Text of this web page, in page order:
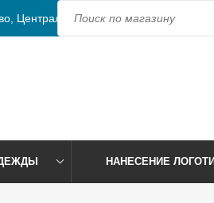
Центральная, 41 access_time
НАНЕСЕНИЕ